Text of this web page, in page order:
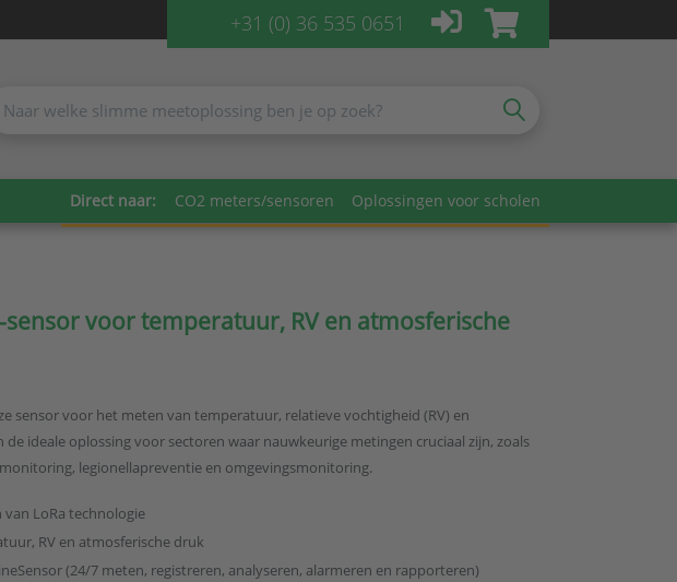
+31 (0) 36 535 0651
Direct naar: CO2 meters/sensoren Oplossingen voor scholen
sensor voor temperatuur, RV en atmosferische
sensor voor het meten van temperatuur, relatieve vochtigheid (RV) en
de ideale oplossing voor sectoren waar nauwkeurige metingen cruciaal zijn, zoals
legionellapreventie en omgevingsmonitoring.
van LoRa technologie
RV en atmosferische druk
(24/7 meten, registreren, analyseren, alarmeren en rapporteren)